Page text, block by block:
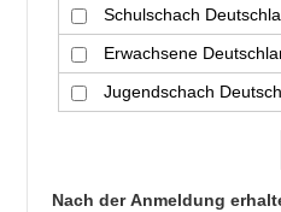
Schulschach
Erwachsene
Jugendschach
Nach der Anmeldung